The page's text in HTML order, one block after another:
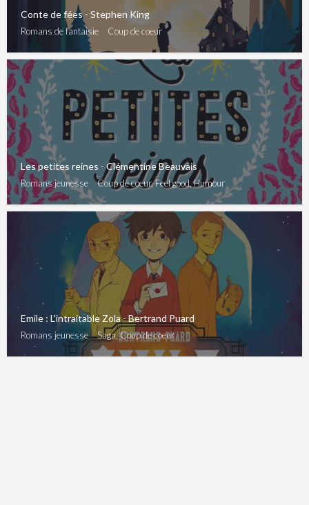
Conte de fées - Stephen King
Romans de fantaisie Coup de coeur
Les petites reines - Clémentine Beauvais
Romans jeunesse Coup de coeur, Feel good, Humour
Emile : L'intraitable Zola - Bertrand Puard
Romans jeunesse Saga, Coup de coeur